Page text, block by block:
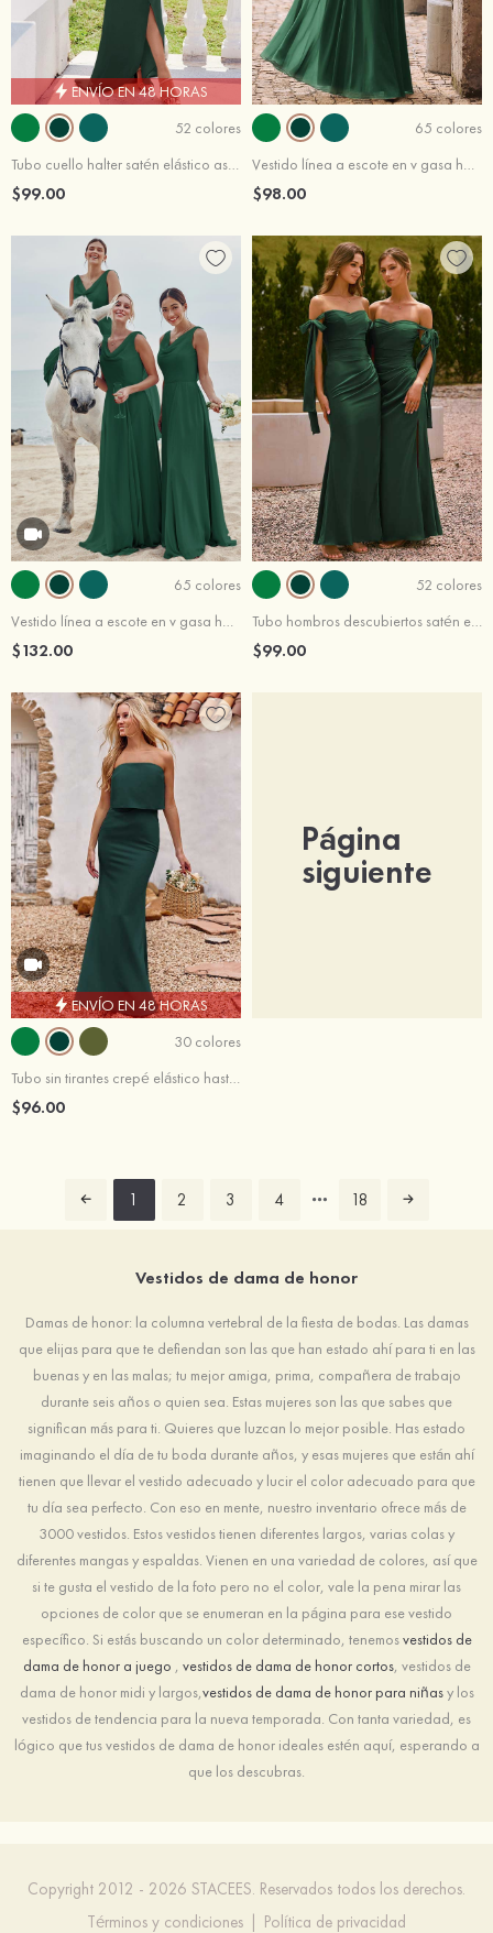
ENVÍO EN 48 HORAS
52 colores
Tubo cuello halter satén elástico asimétrico vestido de dama de honor
$99.00
65 colores
Vestido línea a escote en v gasa hasta el suelo vestido de dama de honor
$98.00
65 colores
Vestido línea a escote en v gasa hasta el suelo vestido de dama de honor
$132.00
52 colores
Tubo hombros descubiertos satén elástico hasta el suelo vestido de dama de honor
$99.00
ENVÍO EN 48 HORAS
30 colores
Tubo sin tirantes crepé elástico hasta el suelo vestido de dama de honor
$96.00
Página
siguiente
1 2 3 4 18
Vestidos de dama de honor
Damas de honor: la columna vertebral de la fiesta de bodas. Las damas
que elijas para que te defiendan son las que han estado ahí para ti en las
buenas y en las malas; tu mejor amiga, prima, compañera de trabajo
durante seis años o quien sea. Estas mujeres son las que sabes que
significan más para ti. Quieres que luzcan lo mejor posible. Has estado
imaginando el día de tu boda durante años, y esas mujeres que están ahí
tienen que llevar el vestido adecuado y lucir el color adecuado para que
tu día sea perfecto. Con eso en mente, nuestro inventario ofrece más de
3000 vestidos. Estos vestidos tienen diferentes largos, varias colas y
diferentes mangas y espaldas. Vienen en una variedad de colores, así que
si te gusta el vestido de la foto pero no el color, vale la pena mirar las
opciones de color que se enumeran en la página para ese vestido
específico. Si estás buscando un color determinado, tenemosvestidos de
dama de honor a juego , vestidos de dama de honor cortos, vestidos de
dama de honor midi y largos,vestidos de dama de honor para niñasy los
vestidos de tendencia para la nueva temporada. Con tanta variedad, es
lógico que tus vestidos de dama de honor ideales estén aquí, esperando a
que los descubras.
Copyright 2012 - 2026 STACEES. Reservados todos los derechos.
Términos y condiciones
Política de privacidad